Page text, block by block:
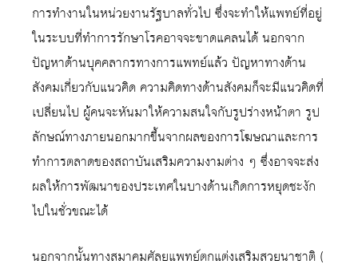
การทำงานในหน่วยงานรัฐบาลทั่วไป ซึ่งจะทำให้แพทย์ที่อยู่
ในระบบที่ทำการรักษาโรคอาจจะขาดแคลนได้ นอกจาก
ปัญหาด้านบุคคลากรทางการแพทย์แล้ว ปัญหาทางด้าน
สังคมเกี่ยวกับแนวคิด ความคิดทางด้านสังคมก็จะมีแนวคิดที่
เปลี่ยนไป ผู้คนจะหันมาให้ความสนใจกับรูปร่างหน้าตา รูป
ลักษณ์ทางภายนอกมากขึ้นจากผลของการโฆษณาและการ
ทำการตลาดของสถาบันเสริมความงามต่าง ๆ ซึ่งอาจจะส่ง
ผลให้การพัฒนาของประเทศในบางด้านเกิดการหยุดชะงัก
ไปในชั่วขณะได้
นอกจากนั้นทางสมาคมศัลยแพทย์ตกแต่งเสริมสวยนาชาติ (